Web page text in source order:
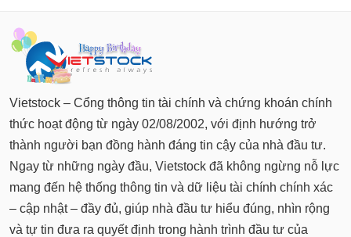
Vietstock – Cổng thông tin tài chính và chứng khoán chính
thức hoạt động từ ngày 02/08/2002, với định hướng trở
thành người bạn đồng hành đáng tin cậy của nhà đầu tư.
Ngay từ những ngày đầu, Vietstock đã không ngừng nỗ lực
mang đến hệ thống thông tin và dữ liệu tài chính chính xác
– cập nhật – đầy đủ, giúp nhà đầu tư hiểu đúng, nhìn rộng
và tự tin đưa ra quyết định trong hành trình đầu tư của
Dữ
liệu